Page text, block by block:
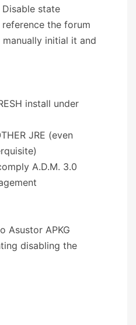
state
the forum
initial it and
install under
JRE (even
A.D.M. 3.0
Asustor APKG
disabling the